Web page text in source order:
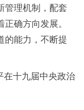
管理机制，配套
确方向发展。
的能力，不断提
在十九届中央政治